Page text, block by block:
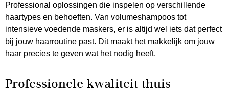
Professional oplossingen die inspelen op verschillende
haartypes en behoeften. Van volumeshampoos tot
intensieve voedende maskers, er is altijd wel iets dat perfect
bij jouw haarroutine past. Dit maakt het makkelijk om jouw
haar precies te geven wat het nodig heeft.
Professionele kwaliteit thuis